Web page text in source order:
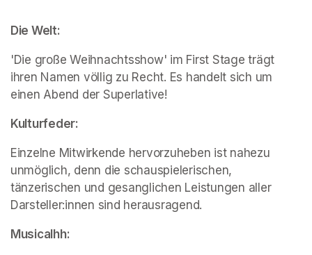
Die Welt:
'Die große Weihnachtsshow' im First Stage trägt
ihren Namen völlig zu Recht. Es handelt sich um
einen Abend der Superlative!
Kulturfeder:
Einzelne Mitwirkende hervorzuheben ist nahezu
unmöglich, denn die schauspielerischen,
tänzerischen und gesanglichen Leistungen aller
Darsteller:innen sind herausragend.
Musicalhh: